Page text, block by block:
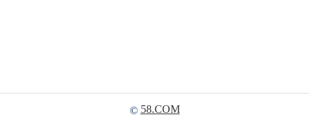
© 58.COM